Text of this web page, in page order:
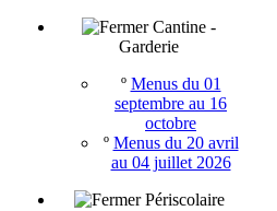
Cantine -
Garderie
º Menus du 01
septembre au 16
octobre
º Menus du 20 avril
au 04 juillet 2026
Périscolaire